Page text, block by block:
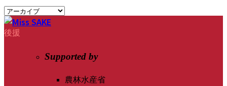
後援
Supported by
農林水産省